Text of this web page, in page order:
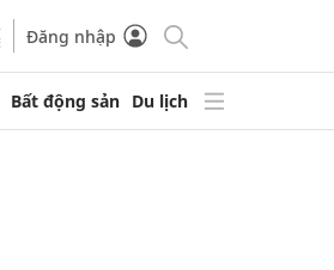
Đăng nhập
Bất động sản Du lịch